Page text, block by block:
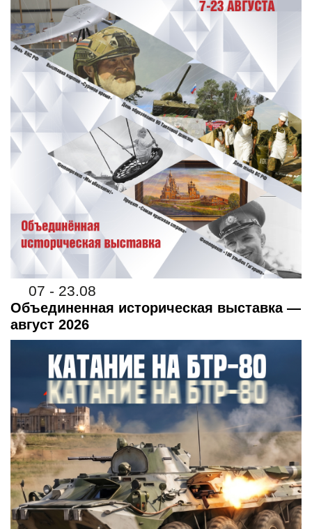
07 - 23.08
Объединенная историческая выставка —
август 2026